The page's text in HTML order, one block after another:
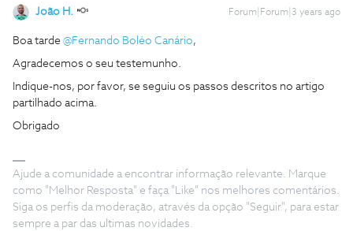
João H. Forum|Forum|3 years ago
Boa tarde @Fernando Boléo Canário,
Agradecemos o seu testemunho.
Indique-nos, por favor, se seguiu os passos descritos no artigo
partilhado acima.
Obrigado
Ajude a comunidade a encontrar informação relevante. Marque
como "Melhor Resposta" e faça "Like" nos melhores comentários.
Siga os perfis da moderação, através da opção "Seguir", para estar
sempre a par das ultimas novidades.